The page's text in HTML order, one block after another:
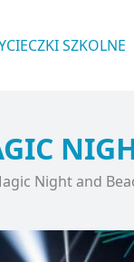
SZKOLNE
Night and